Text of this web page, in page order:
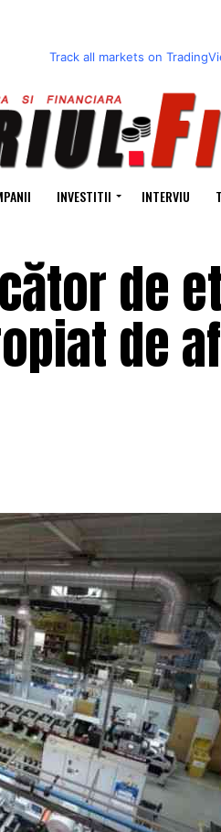
Track all markets on
INVESTITII INTERVIU
de
de